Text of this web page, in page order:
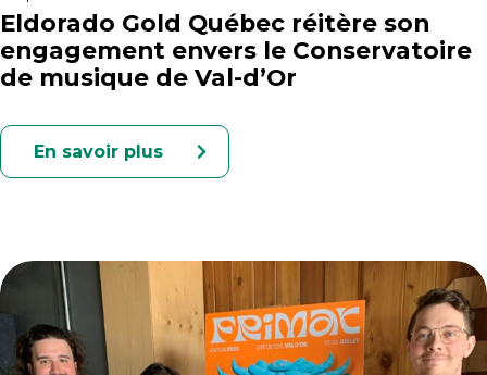
Eldorado Gold Québec réitère son
engagement envers le Conservatoire
de musique de Val-d’Or
En savoir plus